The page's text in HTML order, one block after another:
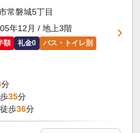
常磐城5丁目
年12月 / 地上3階
額 礼金0
バス・トイレ別
分
35分
歩36分